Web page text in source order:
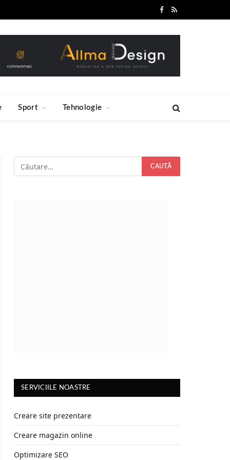
Facebook
RSS
Sport Tehnologie
SERVICIILE NOASTRE
Creare site prezentare
Creare magazin online
Optimizare SEO